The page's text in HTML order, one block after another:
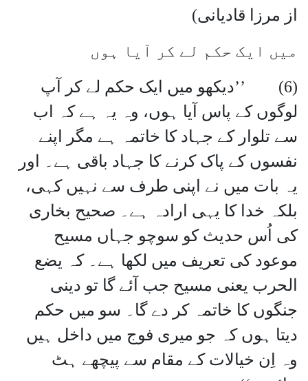
از مرزا قادیانی)
میں ایک حکم لے کر آیا ہوں
(6) ’’دیکھو میں ایک حکم لے کر آپ
لوگوں کے پاس آیا ہوں، وہ یہ ہے کہ اب
سے تلوار کے جہاد کا خاتمہ ہے مگر اپنے
نفسوں کے پاک کرنے کا جہاد باقی ہے۔ اور
یہ بات میں نے اپنی طرف سے نہیں کہی،
بلکہ خدا کا یہی ارادہ ہے۔ صحیح بخاری
کی اُس حدیث کو سوچو جہاں مسیح
موعود کی تعریف میں لکھا ہے۔ کہ یضع
الحرب یعنی مسیح جب آئے گا تو دینی
جنگوں کا خاتمہ کر دے گا۔ سو میں حکم
دیتا ہوں کہ جو میری فوج میں داخل ہیں
وہ اِن خیالات کے مقام سے پیچھے ہٹ